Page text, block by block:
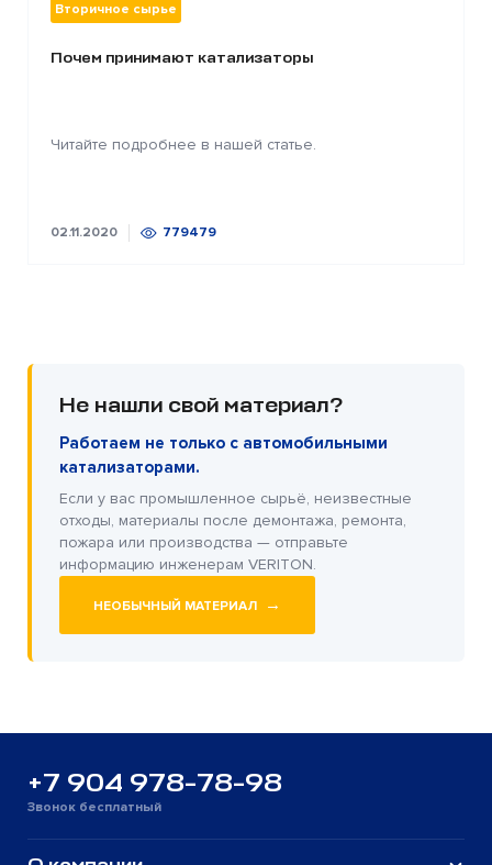
Вторичное сырье
Почем принимают катализаторы
Читайте подробнее в нашей статье.
02.11.2020 779479
Не нашли свой материал?
Работаем не только с автомобильными
катализаторами.
Если у вас промышленное сырьё, неизвестные
отходы, материалы после демонтажа, ремонта,
пожара или производства — отправьте
информацию инженерам VERITON.
НЕОБЫЧНЫЙ МАТЕРИАЛ →
+7 904 978-78-98
Звонок бесплатный